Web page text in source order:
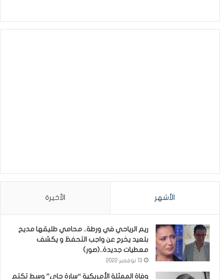
الأشهر الأخيرة
ريم الرياحي في ورطة.. محامي طليقها مديح
بلعيد يخرج عن واجب التحفظ و يكشف
معطيات جديدة..(صور)
13 نوفمبر 2022
وفاة الممثلة الأمريكية “سارة جاي” وسط تكتم